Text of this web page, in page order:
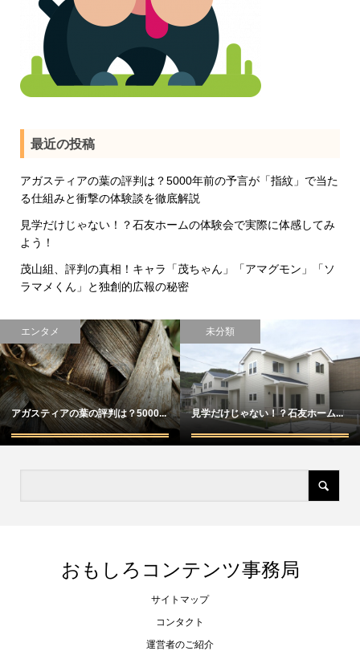
最近の投稿
アガスティアの葉の評判は？5000年前の予言が「指紋」で当た
る仕組みと衝撃の体験談を徹底解説
見学だけじゃない！？石友ホームの体験会で実際に体感してみ
よう！
茂山組、評判の真相！キャラ「茂ちゃん」「アマグモン」「ソ
ラマメくん」と独創的広報の秘密
エンタメ
アガスティアの葉の評判は？5000...
未分類
見学だけじゃない！？石友ホーム...
おもしろコンテンツ事務局
サイトマップ
コンタクト
運営者のご紹介